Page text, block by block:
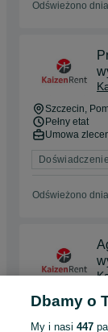
Odświeżono
Szczecin,
Pełny etat
Umowa
Odświeżono
Gdańsk,
Pełny etat
Umowa
Dbamy o
My i nasi447